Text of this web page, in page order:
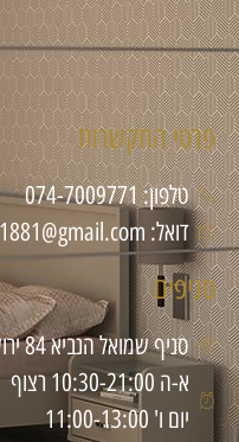
פרטי התקשרות
טלפון: 074-7009771
דואל: byb6471881@gmail.com
סניפים
סניף שמואל הנביא 84 ירושלים
א-ה 10:30-21:00 רצוף
יום ו' 11:00-13:00